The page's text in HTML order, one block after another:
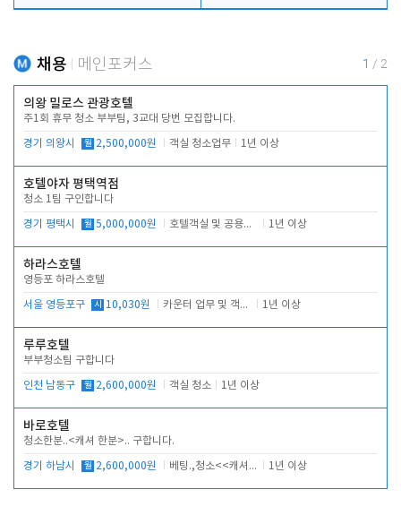
채용 메인포커스 1 / 2
의왕 밀로스 관광호텔
주1회 휴무 청소 부부팀, 3교대 당번 모집합니다.
경기 의왕시 월 2,500,000원 객실 청소업무 1년 이상
호텔야자 평택역점
청소 1팀 구인합니다
경기 평택시 월 5,000,000원 호텔객실 및 공용시설 청소 관리 1년 이상
하라스호텔
영등포 하라스호텔
서울 영등포구 시 10,030원 카운터 업무 및 객실관리(청소상태 확인, 객실판매) 1년 이상
루루호텔
부부청소팀 구합니다
인천 남동구 월 2,600,000원 객실 청소 1년 이상
바로호텔
청소한분..<캐셔 한분>.. 구합니다.
경기 하남시 월 2,600,000원 베팅.,청소<<캐셔 모셔봅니다. 1년 이상